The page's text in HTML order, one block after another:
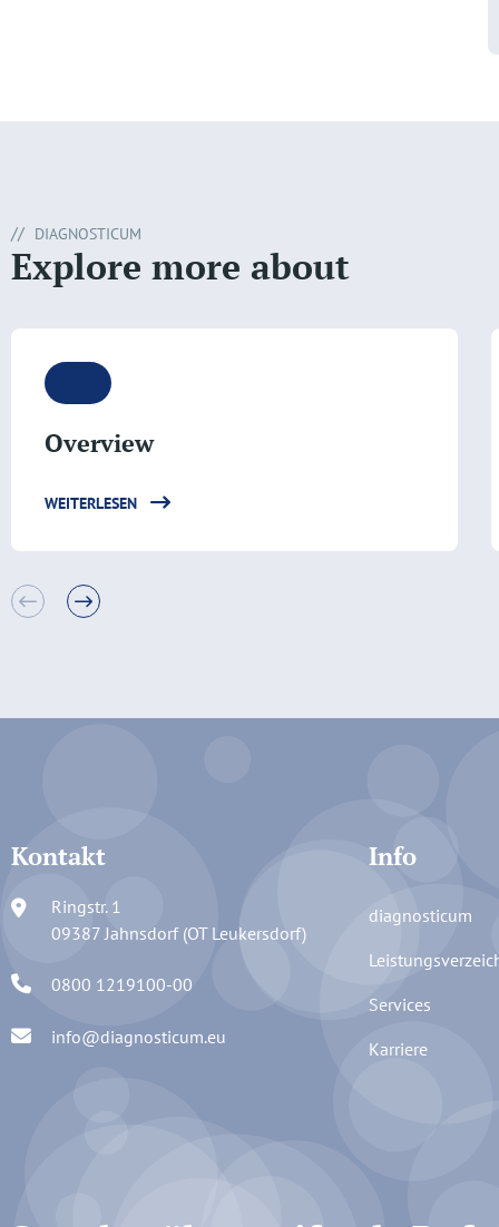
DIAGNOSTICUM
Explore more about
Overview
WEITERLESEN
Kontakt
Ringstr. 1
09387 Jahnsdorf (OT Leukersdorf)
0800 1219100-00
info@diagnosticum.eu
Info
diagnosticum
Services
Karriere